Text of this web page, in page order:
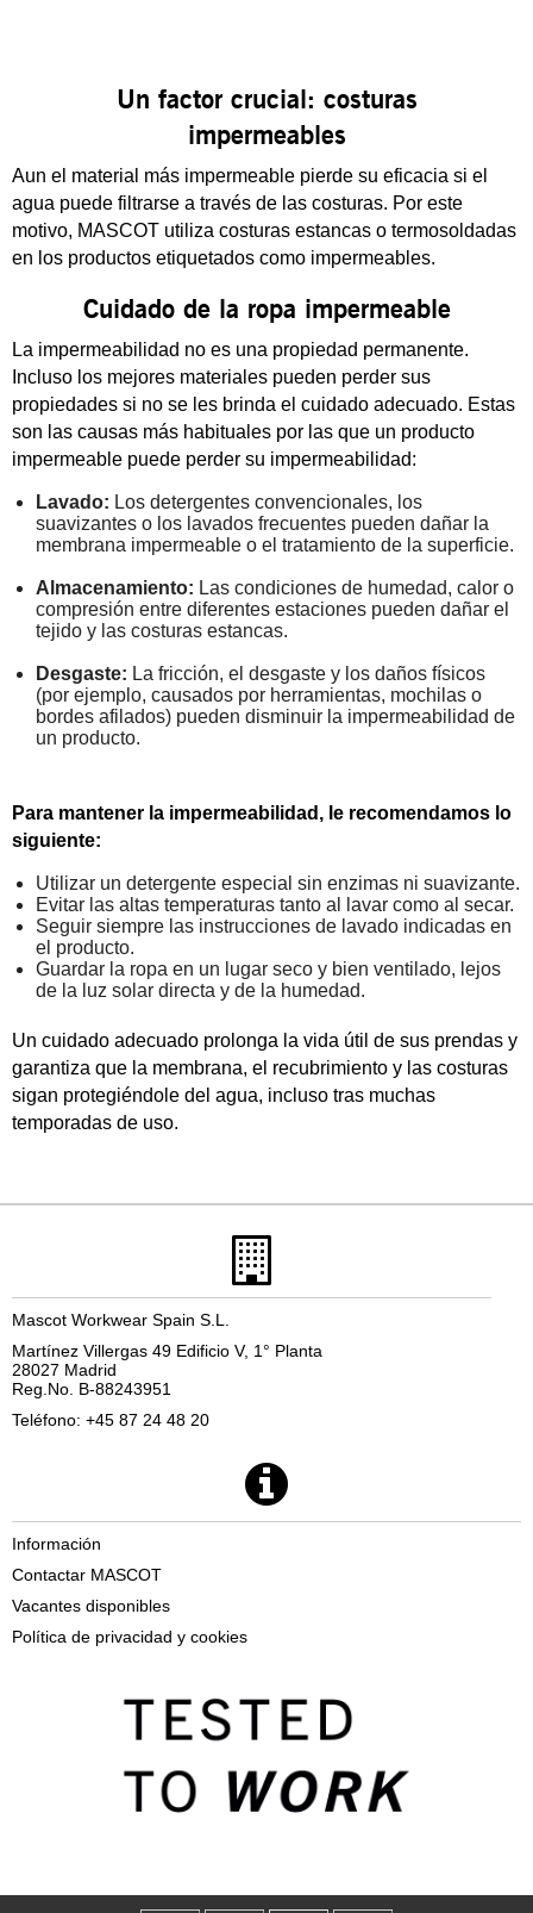
Un factor crucial: costuras
impermeables
Aun el material más impermeable pierde su eficacia si el
agua puede filtrarse a través de las costuras. Por este
motivo, MASCOT utiliza costuras estancas o termosoldadas
en los productos etiquetados como impermeables.
Cuidado de la ropa impermeable
La impermeabilidad no es una propiedad permanente.
Incluso los mejores materiales pueden perder sus
propiedades si no se les brinda el cuidado adecuado. Estas
son las causas más habituales por las que un producto
impermeable puede perder su impermeabilidad:
Lavado: Los detergentes convencionales, los
suavizantes o los lavados frecuentes pueden dañar la
membrana impermeable o el tratamiento de la superficie.
Almacenamiento: Las condiciones de humedad, calor o
compresión entre diferentes estaciones pueden dañar el
tejido y las costuras estancas.
Desgaste: La fricción, el desgaste y los daños físicos
(por ejemplo, causados por herramientas, mochilas o
bordes afilados) pueden disminuir la impermeabilidad de
un producto.
Para mantener la impermeabilidad, le recomendamos lo
siguiente:
Utilizar un detergente especial sin enzimas ni suavizante.
Evitar las altas temperaturas tanto al lavar como al secar.
Seguir siempre las instrucciones de lavado indicadas en
el producto.
Guardar la ropa en un lugar seco y bien ventilado, lejos
de la luz solar directa y de la humedad.
Un cuidado adecuado prolonga la vida útil de sus prendas y
garantiza que la membrana, el recubrimiento y las costuras
sigan protegiéndole del agua, incluso tras muchas
temporadas de uso.
Mascot Workwear Spain S.L.
Martínez Villergas 49 Edificio V, 1° Planta
28027 Madrid
Reg.No. B-88243951
Teléfono: +45 87 24 48 20
Información
Contactar MASCOT
Vacantes disponibles
Política de privacidad y cookies